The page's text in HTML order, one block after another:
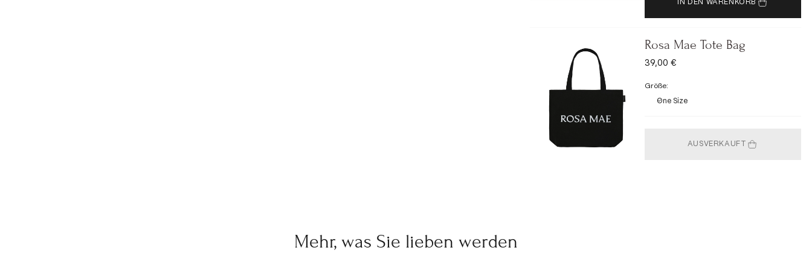
IN DEN WARENKORB
Rosa Mae Tote Bag
ANGEBOT
39,00 €
Größe:
One Size
AUSVERKAUFT
Mehr, was Sie lieben werden